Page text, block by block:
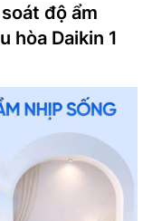
độ ẩm
hòa Daikin 1